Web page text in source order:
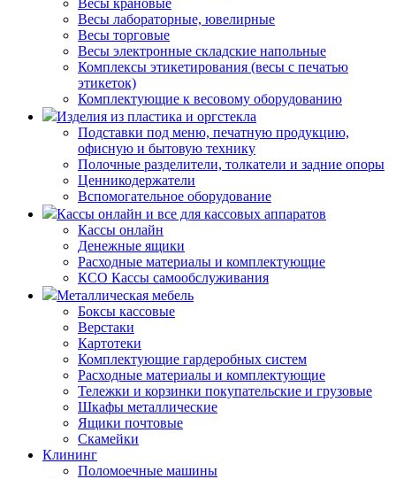
Весы лабораторные, ювелирные
Весы торговые
Весы электронные складские напольные
Комплексы этикетирования (весы с печатью
этикеток)
Комплектующие к весовому оборудованию
Изделия из пластика и оргстекла
Подставки под меню, печатную продукцию,
офисную и бытовую технику
Полочные разделители, толкатели и задние опоры
Ценникодержатели
Вспомогательное оборудование
Кассы онлайн и все для кассовых аппаратов
Кассы онлайн
Денежные ящики
Расходные материалы и комплектующие
КСО Кассы самообслуживания
Металлическая мебель
Боксы кассовые
Верстаки
Картотеки
Комплектующие гардеробных систем
Расходные материалы и комплектующие
Тележки и корзинки покупательские и грузовые
Шкафы металлические
Ящики почтовые
Скамейки
Клининг
Поломоечные машины